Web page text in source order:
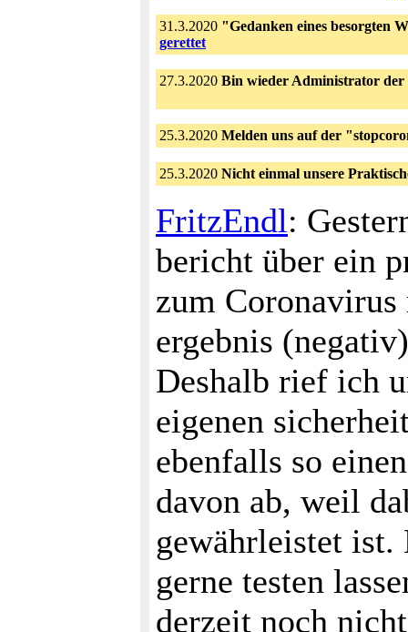
31.3.2020 "Gedanken eines besorgten
gerettet
27.3.2020 Bin wieder Administrator
25.3.2020 Melden uns auf der
25.3.2020 Nicht einmal unsere
FritzEndl:
bericht über ein
zum Coronavirus
ergebnis
Deshalb rief ich
eigenen
ebenfalls so
davon ab, weil
gewährleistet ist.
gerne testen
derzeit noch